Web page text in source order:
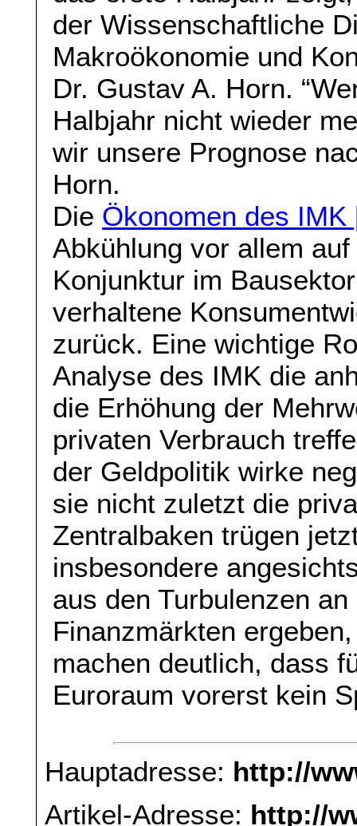
der Wissenschaftliche
Makroökonomie und
Dr. Gustav A. Horn.
Halbjahr nicht wieder
wir unsere Prognose
Horn.
Die Ökonomen des
Abkühlung vor allem
Konjunktur im
verhaltene
zurück. Eine wichtige
Analyse des IMK die
die Erhöhung der
privaten Verbrauch
der Geldpolitik wirke
sie nicht zuletzt die
Zentralbaken trügen
insbesondere
aus den Turbulenzen
Finanzmärkten
machen deutlich, dass
Euroraum vorerst kein
Hauptadresse: http://
Artikel-Adresse: http://